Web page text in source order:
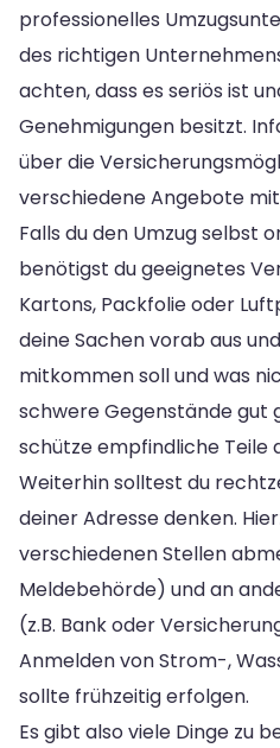
professionelles
des richtigen
achten, dass es seriös ist
Genehmigungen besitzt.
über die
verschiedene Angebote
Falls du den Umzug selbst
benötigst du geeignetes
Kartons, Packfolie oder
deine Sachen vorab aus
mitkommen soll und was
schwere Gegenstände gut
schütze empfindliche Teile
Weiterhin solltest du
deiner Adresse denken.
verschiedenen Stellen
Meldebehörde) und an
(z.B. Bank oder
Anmelden von Strom-,
sollte frühzeitig erfolgen.
Es gibt also viele Dinge zu